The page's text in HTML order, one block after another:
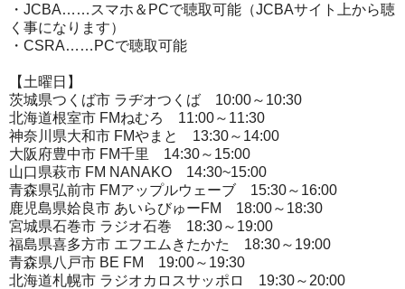
・JCBA……スマホ＆PCで聴取可能（JCBAサイト上から聴
く事になります）
・CSRA……PCで聴取可能
【土曜日】
茨城県つくば市 ラヂオつくば 10:00～10:30
北海道根室市 FMねむろ 11:00～11:30
神奈川県大和市 FMやまと 13:30～14:00
大阪府豊中市 FM千里 14:30～15:00
山口県萩市 FM NANAKO 14:30~15:00
青森県弘前市 FMアップルウェーブ 15:30～16:00
鹿児島県姶良市 あいらびゅーFM 18:00～18:30
宮城県石巻市 ラジオ石巻 18:30～19:00
福島県喜多方市 エフエムきたかた 18:30～19:00
青森県八戸市 BE FM 19:00～19:30
北海道札幌市 ラジオカロスサッポロ 19:30～20:00